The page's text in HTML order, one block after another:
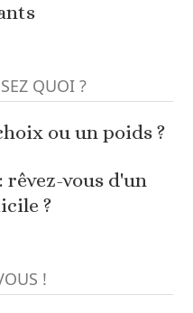
QUOI ?
ou un poids ?
rêvez-vous d'un
?
!